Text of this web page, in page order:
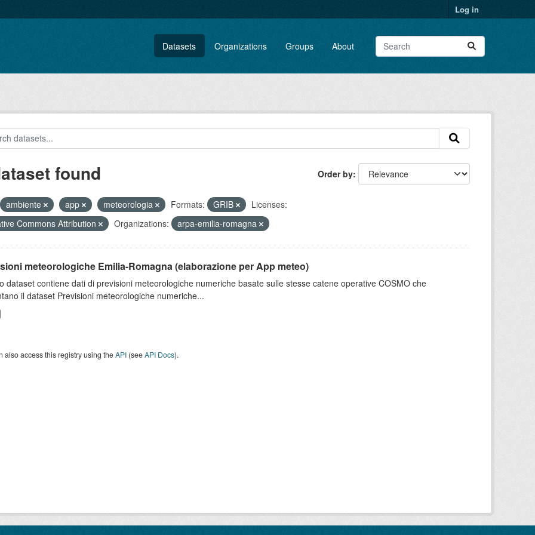
Log in
Datasets Organizations Groups About
Order by
found
ambiente app meteorologia Formats: GRIB
Licenses:
Commons Attribution
Organizations: arpa-emilia-romagna
meteorologiche Emilia-Romagna (elaborazione per App meteo)
dataset contiene dati di previsioni meteorologiche numeriche basate sulle stesse catene operative COSMO che
il dataset Previsioni meteorologiche numeriche...
also access this registry using theAPI(seeAPI Docs).